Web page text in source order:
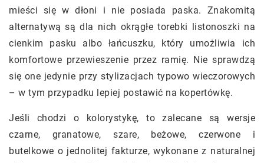
mieści się w dłoni i nie posiada paska. Znakomitą
alternatywą są dla nich okrągłe torebki listonoszki na
cienkim pasku albo łańcuszku, który umożliwia ich
komfortowe przewieszenie przez ramię. Nie sprawdzą
się one jedynie przy stylizacjach typowo wieczorowych
– w tym przypadku lepiej postawić na kopertówkę.
Jeśli chodzi o kolorystykę, to zalecane są wersje
czarne, granatowe, szare, beżowe, czerwone i
butelkowe o jednolitej fakturze, wykonane z naturalnej